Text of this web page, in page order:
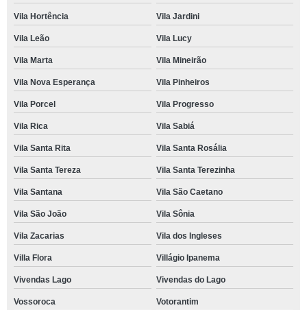
Vila Hortência Vila Jardini
Vila Leão Vila Lucy
Vila Marta Vila Mineirão
Vila Nova Esperança Vila Pinheiros
Vila Porcel Vila Progresso
Vila Rica Vila Sabiá
Vila Santa Rita Vila Santa Rosália
Vila Santa Tereza Vila Santa Terezinha
Vila Santana Vila São Caetano
Vila São João Vila Sônia
Vila Zacarias Vila dos Ingleses
Villa Flora Villágio Ipanema
Vivendas Lago Vivendas do Lago
Vossoroca Votorantim